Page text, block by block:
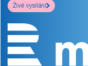
Živé vysílání